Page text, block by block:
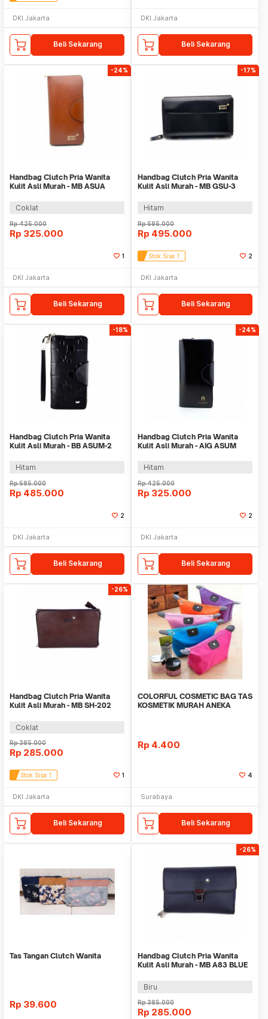
DKI Jakarta
Beli Sekarang
DKI Jakarta
Beli Sekarang
-24%
Handbag Clutch Pria Wanita
Kulit Asli Murah - MB ASUA
Coklat
Rp425.000
Rp 325.000
1
DKI Jakarta
Beli Sekarang
-17%
Handbag Clutch Pria Wanita
Kulit Asli Murah - MB GSU-3
Hitam
Rp595.000
Rp 495.000
Stok Sisa 1 2
DKI Jakarta
Beli Sekarang
-18%
Handbag Clutch Pria Wanita
Kulit Asli Murah - BB ASUM-2
Hitam
Rp585.000
Rp 485.000
2
DKI Jakarta
Beli Sekarang
-24%
Handbag Clutch Pria Wanita
Kulit Asli Murah - AIG ASUM
Hitam
Rp425.000
Rp 325.000
2
DKI Jakarta
Beli Sekarang
-26%
Handbag Clutch Pria Wanita
Kulit Asli Murah - MB SH-202
Coklat
Rp385.000
Rp 285.000
Stok Sisa 1 1
DKI Jakarta
Beli Sekarang
COLORFUL COSMETIC BAG TAS
KOSMETIK MURAH ANEKA
Rp 4.400
4
Surabaya
Beli Sekarang
Tas Tangan Clutch Wanita
Rp 39.600
-26%
Handbag Clutch Pria Wanita
Kulit Asli Murah - MB A83 BLUE
Biru
Rp385.000
Rp 285.000